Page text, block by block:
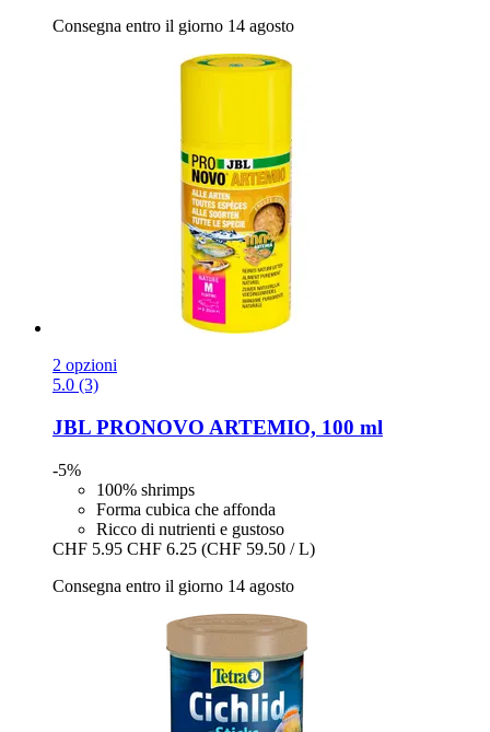
Consegna entro il giorno 14 agosto
2 opzioni
5.0 (3)
JBL PRONOVO ARTEMIO, 100 ml
-5%
100% shrimps
Forma cubica che affonda
Ricco di nutrienti e gustoso
CHF 5.95 CHF 6.25 (CHF 59.50 / L)
Consegna entro il giorno 14 agosto